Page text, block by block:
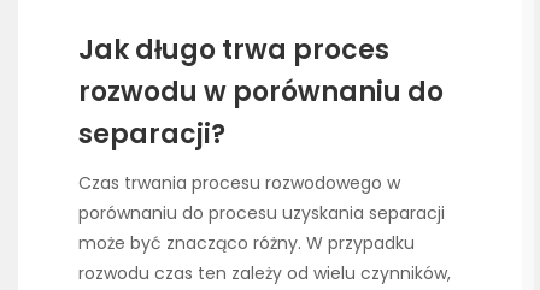
Jak długo trwa proces
rozwodu w porównaniu do
separacji?
Czas trwania procesu rozwodowego w
porównaniu do procesu uzyskania separacji
może być znacząco różny. W przypadku
rozwodu czas ten zależy od wielu czynników,